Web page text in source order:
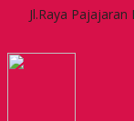
Jl.Raya